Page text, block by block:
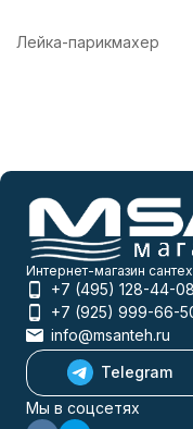
Лейка-парикмахер
Интернет-магазин
+7 (495) 128-44-08
+7 (925) 999-66-
info@msanteh.ru
Telegram
Мы в соцсетях